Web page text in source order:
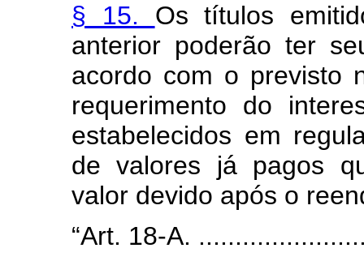
§ 15. Os títulos
anterior poderão ter
acordo com o previsto
requerimento do
estabelecidos em
de valores já pagos
valor devido após o
“Art. 18-A.